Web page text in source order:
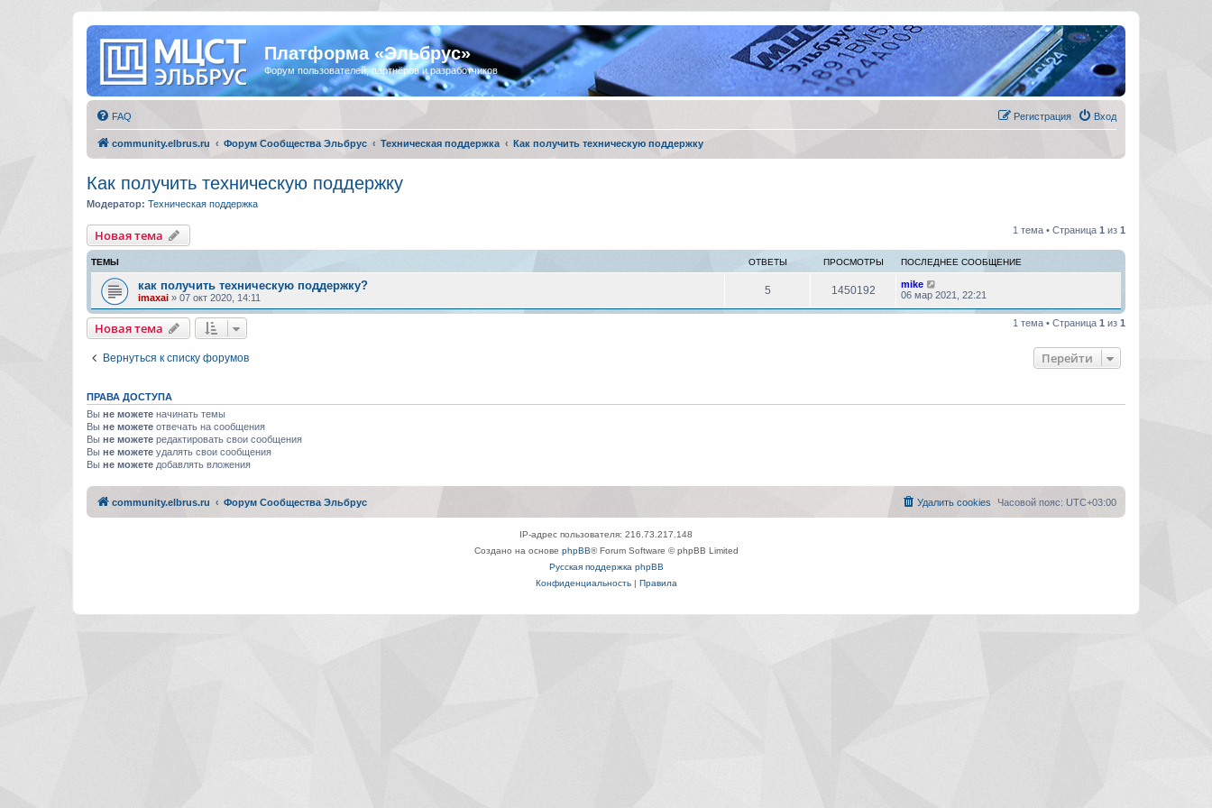
Платформа «Эльбрус»
Форум пользователей, партнёров и разработчиков
FAQ Вход
Регистрация
community.elbrus.ru Форум Сообщества Эльбрус Техническая поддержка Как получить техническую поддержку
Как получить техническую поддержку
Модератор: Техническая поддержка
Новая тема 1 тема • Страница 1 из 1
ТЕМЫ ОТВЕТЫ ПРОСМОТРЫ ПОСЛЕДНЕЕ СООБЩЕНИЕ
как получить техническую поддержку?
imaxai » 07 окт 2020, 14:11
5 1450192
mike
06 мар 2021, 22:21
Новая тема 1 тема • Страница 1 из 1
Вернуться к списку форумов Перейти
ПРАВА ДОСТУПА
Вы не можете начинать темы
Вы не можете отвечать на сообщения
Вы не можете редактировать свои сообщения
Вы не можете удалять свои сообщения
Вы не можете добавлять вложения
community.elbrus.ru Форум Сообщества Эльбрус Часовой пояс: UTC+03:00
Удалить cookies
IP-адрес пользователя: 216.73.217.148
Создано на основе phpBB® Forum Software © phpBB Limited
Русская поддержка phpBB
Конфиденциальность| Правила